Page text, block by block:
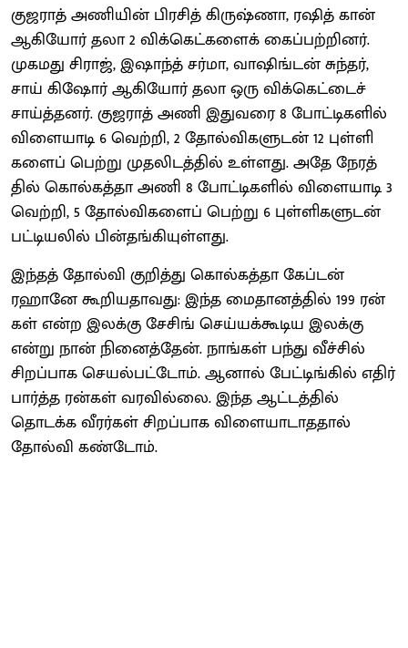
குஜ​ராத் அணி​யின் பிரசித் கிருஷ்ணா, ரஷித் கான்
ஆகியோர் தலா 2 விக்​கெட்​களைக் கைப்​பற்​றினர்.
முகமது சிராஜ், இஷாந்த் சர்​மா, வாஷிங்​டன் சுந்​தர்,
சாய் கிஷோர் ஆகியோர் தலா ஒரு விக்​கெட்​டைச்
சாய்த்​தனர். குஜ​ராத் அணி இது​வரை 8 போட்​டிகளில்
விளை​யாடி 6 வெற்​றி, 2 தோல்வி​களு​டன் 12 புள்​ளி​
களைப் பெற்று முதலிடத்​தில் உள்​ளது. அதே நேரத்​
தில் கொல்​கத்தா அணி 8 போட்​டிகளில் விளை​யாடி 3
வெற்​றி, 5 தோல்வி​களைப் பெற்று 6 புள்​ளி​களு​டன்
பட்​டியலில் பின்​தங்​கி​யுள்​ளது.
இந்​தத் தோல்வி குறித்து கொல்​கத்தா கேப்​டன்
ரஹானே கூறிய​தாவது: இந்த மைதானத்​தில் 199 ரன்​
கள் என்ற இலக்கு சேசிங் செய்​யக்​கூடிய இலக்கு
என்று நான் நினைத்​தேன். நாங்​கள் பந்து வீச்​சில்
சிறப்​பாக செயல்​பட்​டோம். ஆனால் பேட்​டிங்​கில் எதிர்​
பார்த்த ரன்​கள் வரவில்​லை. இந்த ஆட்​டத்​தில்
தொடக்க வீரர்​கள் சிறப்​பாக விளை​யா​டாத​தால்
தோல்வி கண்​டோம்.